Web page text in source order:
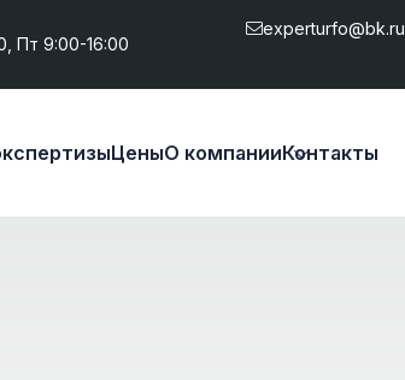
Пт 9:00-16:00
experturfo@bk.ru
ЦеныО компанииКонтакты